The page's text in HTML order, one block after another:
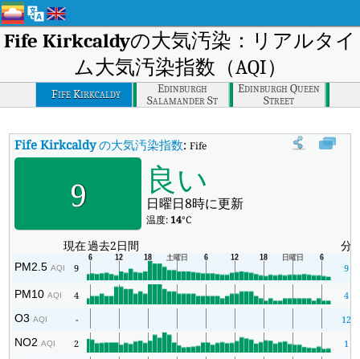
Fife Kirkcaldyの大気汚染：リアルタイ
ム大気汚染指数（AQI）
Fife Kirkcaldy
Edinburgh
Salamander St
Edinburgh Queen
Street
Fife Kirkcaldyの大気汚染指数:Fife Kirkcaldyのリアルタイム大気汚
9 良い
日曜日8時に更新
温度: 14°C
現在過去2日間 分
PM2.5AQI 9 9
PM10AQI 4 4
O3AQI - 12
NO2AQI 2 1